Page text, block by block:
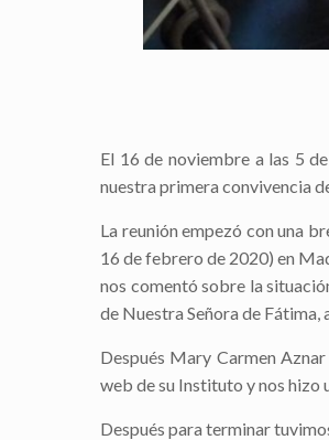
El 16 de noviembre a las 5
nuestra primera convivencia
La reunión empezó con una
16 de febrero de 2020) en
nos comentó sobre la
de Nuestra Señora de Fátima,
Después Mary Carmen
web de su Instituto y nos hizo
Después para terminar